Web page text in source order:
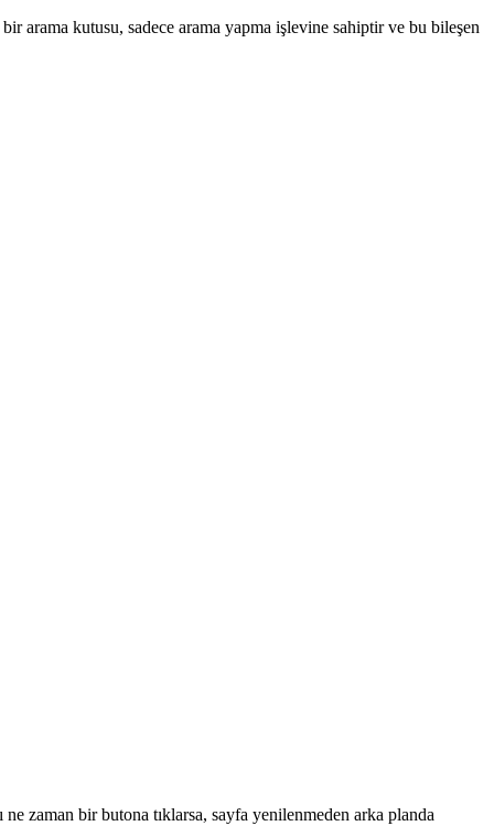
arama kutusu, sadece arama yapma işlevine sahiptir ve bu bileşen
zaman bir butona tıklarsa, sayfa yenilenmeden arka planda